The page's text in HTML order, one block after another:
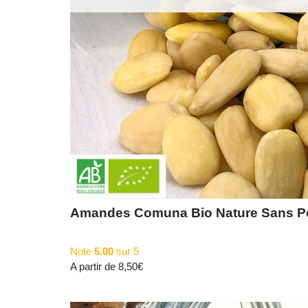
Amandes Comuna Bio Nature Sans
Note 5.00 sur 5
A partir de 8,50€